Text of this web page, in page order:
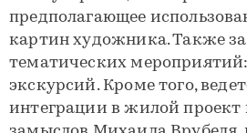
предполагающее
картин художника. Также
тематических
экскурсий. Кроме того,
интеграции в жилой проект